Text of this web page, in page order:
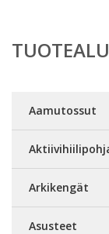
Aamutossut
Arkikengät
Asusteet